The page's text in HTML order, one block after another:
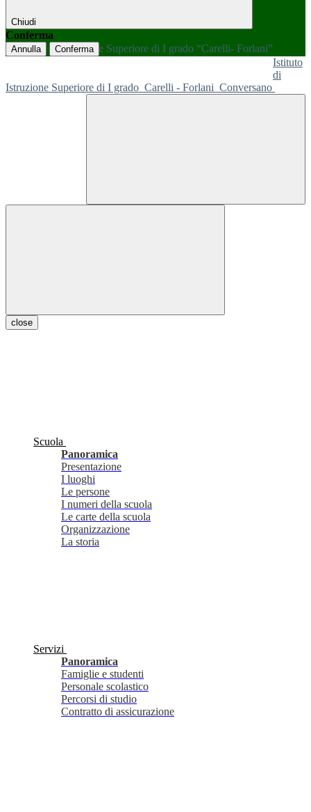
Chiudi
Conferma
Annulla Conferma
Istituto
di
Istruzione Superiore di I grado Carelli - Forlani Conversano
close
Scuola
Panoramica
Presentazione
I luoghi
Le persone
I numeri della scuola
Le carte della scuola
Organizzazione
La storia
Servizi
Panoramica
Famiglie e studenti
Personale scolastico
Percorsi di studio
Contratto di assicurazione